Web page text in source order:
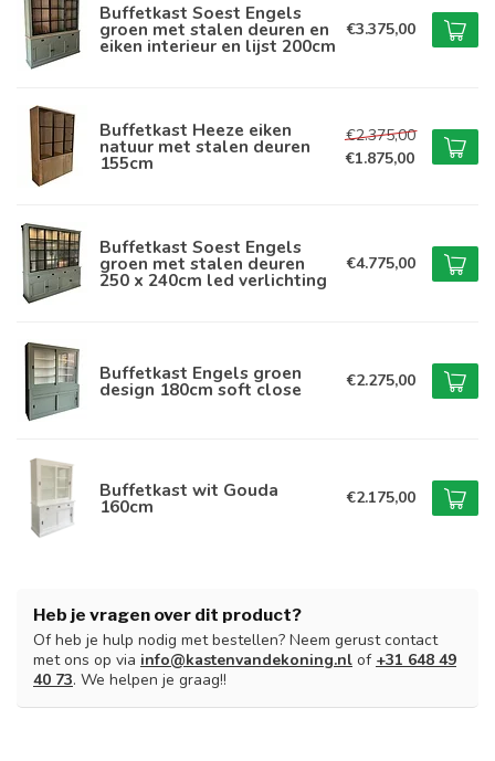
Buffetkast Soest Engels
groen met stalen deuren en
eiken interieur en lijst 200cm
€3.375,00
Buffetkast Heeze eiken
natuur met stalen deuren
155cm
€2.375,00
€1.875,00
Buffetkast Soest Engels
groen met stalen deuren
250 x 240cm led verlichting
€4.775,00
Buffetkast Engels groen
design 180cm soft close €2.275,00
Buffetkast wit Gouda
160cm €2.175,00
Heb je vragen over dit product?
Of heb je hulp nodig met bestellen? Neem gerust contact
met ons op via info@kastenvandekoning.nl of +31 648 49
40 73. We helpen je graag!!